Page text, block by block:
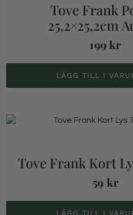
Tove Frank
25,2×25,2cm
199kr
LÄGG TILL I
Tove Frank Kort
59 kr
LÄGG TILL I